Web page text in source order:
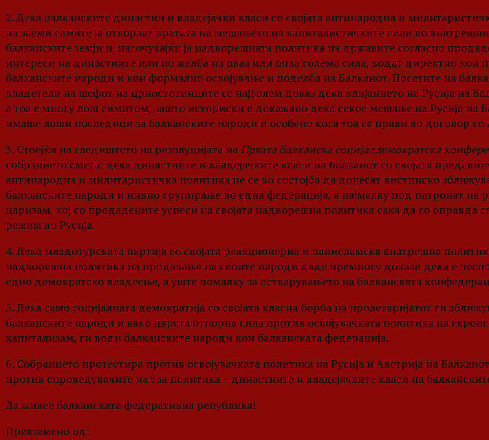
2. Дека балканските династии и владејачки класи со својата антинародна и
на заеми самите ја отвораат вратата на мешањето на капиталистичките сили во
балканските земји и, насочувајќи ја надворешната политика на државите согласно
интереси на династиите или по желба на оваа или онаа голема сила, водат директно кон
балканските народи и кон формално освојување и поделба на Балканот. Посетите на
владетели на шефот на црностотинците се најголем доказ дека влијанието на Русија на
а тоа е многу лош симптом, зашто историски е докажано дека секое мешање на Русија на
имаше лоши последици за балканските народи и особено кога тоа се прави во договор со
3. Стоејќи на гледиштето на резолуцијата наПрвата балканска социјалдемократска
собранието смета: дека династиите и владејачките класи на Балканот со својата
антинародна и милитаристичка политика не се во состојба да донесат вистинско
балканските народи и нивно групирање во една федерација, а најмалку под патронат на
царизам, кој со продадените успеси на својата надворешна политика сака да го оправда
режим во Русија.
4. Дека младотурската партија со својата реакционерна и панисламска внатрешна
надворешна политика на продавање на своите народи даде премногу докази дека е
едно демократско владеење, а уште помалку за остварувањето на балканската
5. Дека само социјалната демократија со својата класна борба на пролетаријатот ги
балканските народи и како цврста отпорна сила против освојувачката политика на
капитализам, ги води балканските народи кон балканската федерација.
6. Собранието протестира против освојувачката политика на Русија и Австрија на
против спроведувачите на таа политика – династиите и владејачките класи на
Да живее балканската федеративна република!
Превземено од: